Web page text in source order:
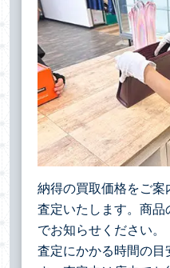
納得の買取価格をご案
査定いたします。商品
でお知らせください。
査定にかかる時間の